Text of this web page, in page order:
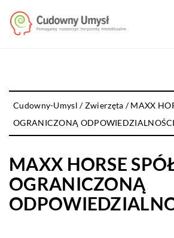
Cudowny-Umysl /Zwierzęta /MAXX
OGRANICZONĄ
MAXX HORSE
OGRANICZONĄ